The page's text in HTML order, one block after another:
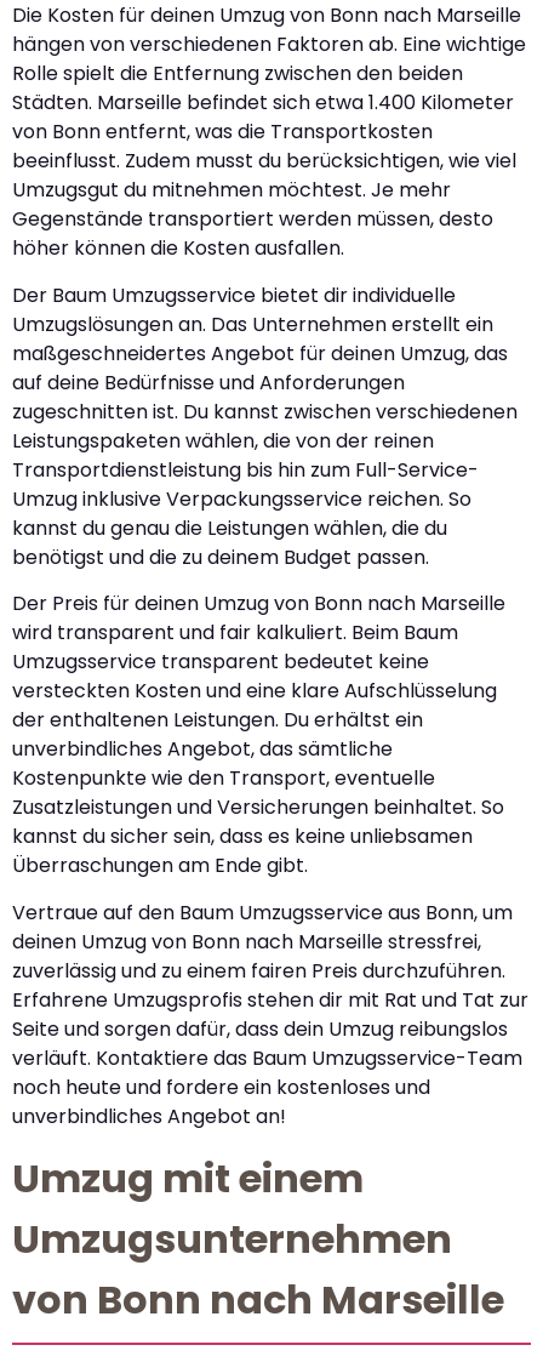
Die Kosten für deinen Umzug von Bonn nach Marseille
hängen von verschiedenen Faktoren ab. Eine wichtige
Rolle spielt die Entfernung zwischen den beiden
Städten. Marseille befindet sich etwa 1.400 Kilometer
von Bonn entfernt, was die Transportkosten
beeinflusst. Zudem musst du berücksichtigen, wie viel
Umzugsgut du mitnehmen möchtest. Je mehr
Gegenstände transportiert werden müssen, desto
höher können die Kosten ausfallen.
Der Baum Umzugsservice bietet dir individuelle
Umzugslösungen an. Das Unternehmen erstellt ein
maßgeschneidertes Angebot für deinen Umzug, das
auf deine Bedürfnisse und Anforderungen
zugeschnitten ist. Du kannst zwischen verschiedenen
Leistungspaketen wählen, die von der reinen
Transportdienstleistung bis hin zum Full-Service-
Umzug inklusive Verpackungsservice reichen. So
kannst du genau die Leistungen wählen, die du
benötigst und die zu deinem Budget passen.
Der Preis für deinen Umzug von Bonn nach Marseille
wird transparent und fair kalkuliert. Beim Baum
Umzugsservice transparent bedeutet keine
versteckten Kosten und eine klare Aufschlüsselung
der enthaltenen Leistungen. Du erhältst ein
unverbindliches Angebot, das sämtliche
Kostenpunkte wie den Transport, eventuelle
Zusatzleistungen und Versicherungen beinhaltet. So
kannst du sicher sein, dass es keine unliebsamen
Überraschungen am Ende gibt.
Vertraue auf den Baum Umzugsservice aus Bonn, um
deinen Umzug von Bonn nach Marseille stressfrei,
zuverlässig und zu einem fairen Preis durchzuführen.
Erfahrene Umzugsprofis stehen dir mit Rat und Tat zur
Seite und sorgen dafür, dass dein Umzug reibungslos
verläuft. Kontaktiere das Baum Umzugsservice-Team
noch heute und fordere ein kostenloses und
unverbindliches Angebot an!
Umzug mit einem
Umzugsunternehmen
von Bonn nach Marseille